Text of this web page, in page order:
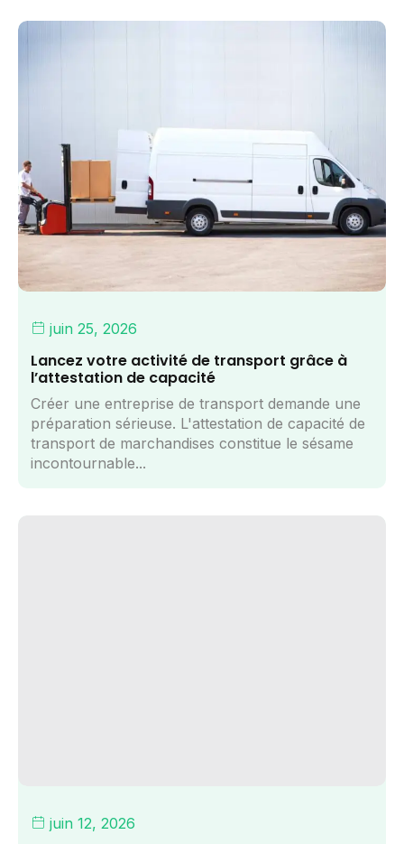
juin 25, 2026
Lancez votre activité de transport grâce à
l’attestation de capacité
Créer une entreprise de transport demande une
préparation sérieuse. L'attestation de capacité de
transport de marchandises constitue le sésame
incontournable...
juin 12, 2026